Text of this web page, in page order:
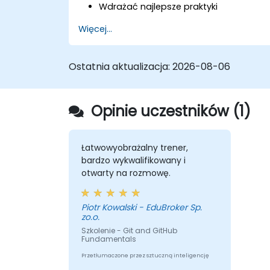
Wdrażać najlepsze praktyki
GitHub, takich jak Dependabot i
CodeQL.
utrzymywać GitHub Actions oraz
w celu zapewnienia zgodności i
zarządzania na dużą skalę.
Więcej...
Ostatnia aktualizacja: 2026-08-06
Opinie uczestników (1)
Łatwowyobrażalny trener,
bardzo wykwalifikowany i
otwarty na rozmowę.
Piotr Kowalski - EduBroker Sp.
zo.o.
Szkolenie - Git and GitHub
Fundamentals
Przetłumaczone przez sztuczną inteligencję